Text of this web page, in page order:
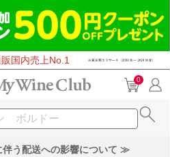
国内売上No.1
0
伴う配送への影響について ≫